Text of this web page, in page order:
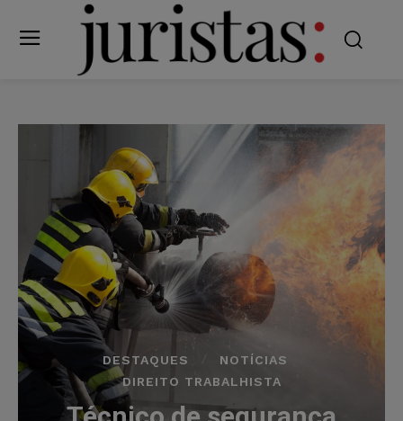
DESTAQUES
NOTÍCIAS
DIREITO TRABALHISTA